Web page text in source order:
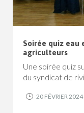
Soirée quiz
agriculteurs
Une soirée quiz
du syndicat de
20 FÉVRIER 2024